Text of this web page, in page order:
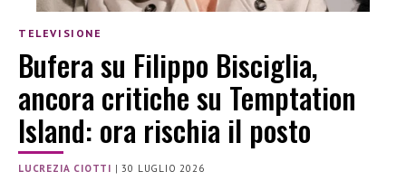
TELEVISIONE
Bufera su Filippo Bisciglia,
ancora critiche su Temptation
Island: ora rischia il posto
LUCREZIA CIOTTI |30 LUGLIO 2026